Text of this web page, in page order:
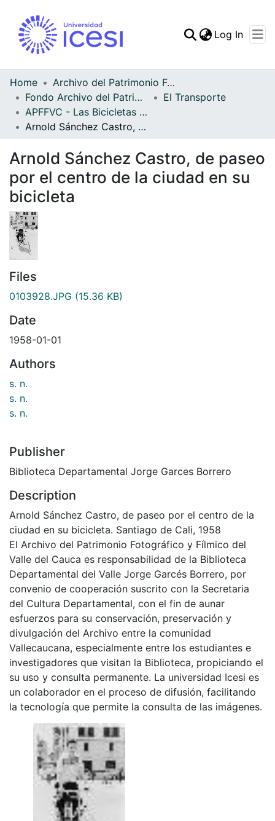
Statistics
Log In
Home
Archivo del Patrimonio Fotográfico y Fílmico del Valle del Cauca
Fondo Archivo del Patrimonio Fotográfico y Fílmico del Valle del Cauca
El Transporte
APFFVC - Las Bicicletas y Ca - Patrimonial
Arnold Sánchez Castro, de paseo por el centro de la ciudad en su bicicleta
Arnold Sánchez Castro, de paseo
por el centro de la ciudad en su
bicicleta
Files
0103928.JPG (15.36 KB)
Date
1958-01-01
Authors
s. n.
s. n.
s. n.
Publisher
Biblioteca Departamental Jorge Garces Borrero
Description
Arnold Sánchez Castro, de paseo por el centro de la
ciudad en su bicicleta. Santiago de Cali, 1958
El Archivo del Patrimonio Fotográfico y Fílmico del
Valle del Cauca es responsabilidad de la Biblioteca
Departamental del Valle Jorge Garcés Borrero, por
convenio de cooperación suscrito con la Secretaria
del Cultura Departamental, con el fin de aunar
esfuerzos para su conservación, preservación y
divulgación del Archivo entre la comunidad
Vallecaucana, especialmente entre los estudiantes e
investigadores que visitan la Biblioteca, propiciando el
su uso y consulta permanente. La universidad Icesi es
un colaborador en el proceso de difusión, facilitando
la tecnología que permite la consulta de las imágenes.